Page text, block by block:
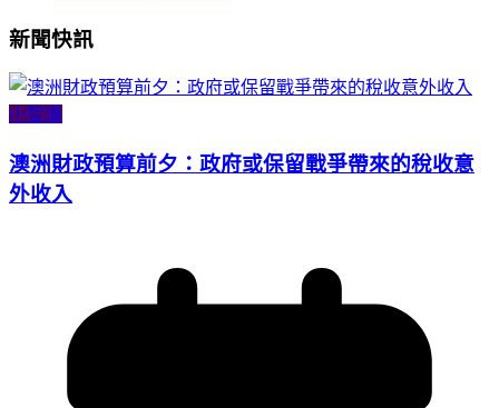
新聞快訊
小智識
澳洲財政預算前夕：政府或保留戰爭帶來的稅收意
外收入